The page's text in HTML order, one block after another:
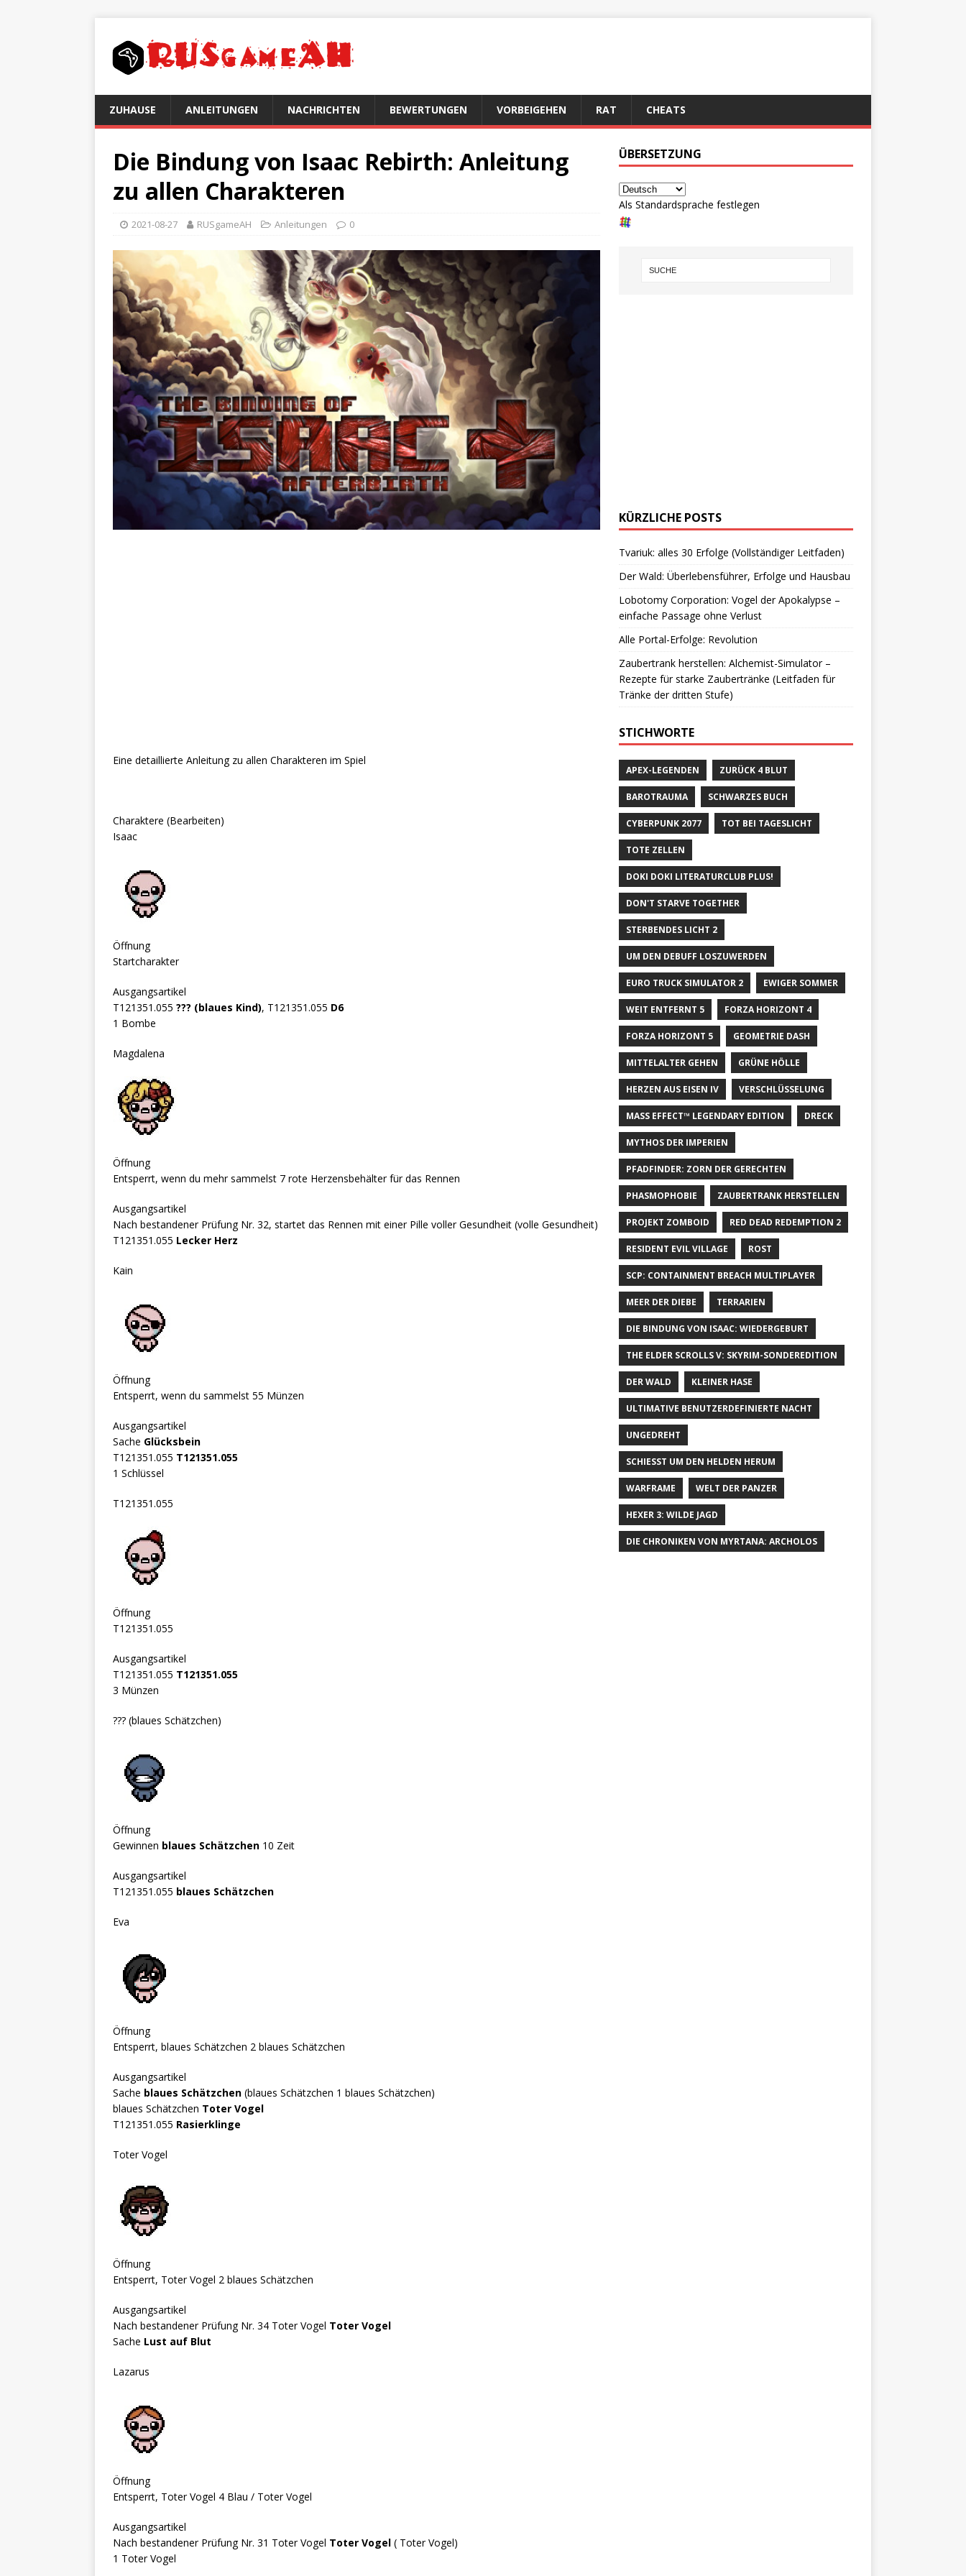
ZUHAUSE ANLEITUNGEN NACHRICHTEN BEWERTUNGEN VORBEIGEHEN RAT CHEATS
Die Bindung von Isaac Rebirth: Anleitung
zu allen Charakteren
2021-08-27 RUSgameAH Anleitungen 0
Eine detaillierte Anleitung zu allen Charakteren im Spiel
Charaktere (Bearbeiten)
Isaac
Öffnung
Startcharakter
Ausgangsartikel
T121351.055 ??? (blaues Kind), T121351.055 D6
1 Bombe
Magdalena
Öffnung
Entsperrt, wenn du mehr sammelst 7 rote Herzensbehälter für das Rennen
Ausgangsartikel
Nach bestandener Prüfung Nr. 32, startet das Rennen mit einer Pille voller Gesundheit (volle Gesundheit)
T121351.055 Lecker Herz
Kain
Öffnung
Entsperrt, wenn du sammelst 55 Münzen
Ausgangsartikel
Sache Glücksbein
T121351.055 T121351.055
1 Schlüssel
T121351.055
Öffnung
T121351.055
Ausgangsartikel
T121351.055 T121351.055
3 Münzen
??? (blaues Schätzchen)
Öffnung
Gewinnen blaues Schätzchen 10 Zeit
Ausgangsartikel
T121351.055 blaues Schätzchen
Eva
Öffnung
Entsperrt, blaues Schätzchen 2 blaues Schätzchen
Ausgangsartikel
Sache blaues Schätzchen (blaues Schätzchen 1 blaues Schätzchen)
blaues Schätzchen Toter Vogel
T121351.055 Rasierklinge
Toter Vogel
Öffnung
Entsperrt, Toter Vogel 2 blaues Schätzchen
Ausgangsartikel
Nach bestandener Prüfung Nr. 34 Toter Vogel Toter Vogel
Sache Lust auf Blut
Lazarus
Öffnung
Entsperrt, Toter Vogel 4 Blau / Toter Vogel
Ausgangsartikel
Nach bestandener Prüfung Nr. 31 Toter Vogel Toter Vogel ( Toter Vogel)
1 Toter Vogel
ÜBERSETZUNG
Als Standardsprache festlegen
KÜRZLICHE POSTS
Tvariuk: alles 30 Erfolge (Vollständiger Leitfaden)
Der Wald: Überlebensführer, Erfolge und Hausbau
Lobotomy Corporation: Vogel der Apokalypse –
einfache Passage ohne Verlust
Alle Portal-Erfolge: Revolution
Zaubertrank herstellen: Alchemist-Simulator –
Rezepte für starke Zaubertränke (Leitfaden für
Tränke der dritten Stufe)
STICHWORTE
APEX-LEGENDEN ZURÜCK 4 BLUT
BAROTRAUMA SCHWARZES BUCH
CYBERPUNK 2077 TOT BEI TAGESLICHT
TOTE ZELLEN
DOKI DOKI LITERATURCLUB PLUS!
DON'T STARVE TOGETHER
STERBENDES LICHT 2
UM DEN DEBUFF LOSZUWERDEN
EURO TRUCK SIMULATOR 2 EWIGER SOMMER
WEIT ENTFERNT 5 FORZA HORIZONT 4
FORZA HORIZONT 5 GEOMETRIE DASH
MITTELALTER GEHEN GRÜNE HÖLLE
HERZEN AUS EISEN IV VERSCHLÜSSELUNG
MASS EFFECT™ LEGENDARY EDITION DRECK
MYTHOS DER IMPERIEN
PFADFINDER: ZORN DER GERECHTEN
PHASMOPHOBIE ZAUBERTRANK HERSTELLEN
PROJEKT ZOMBOID RED DEAD REDEMPTION 2
RESIDENT EVIL VILLAGE ROST
SCP: CONTAINMENT BREACH MULTIPLAYER
MEER DER DIEBE TERRARIEN
DIE BINDUNG VON ISAAC: WIEDERGEBURT
THE ELDER SCROLLS V: SKYRIM-SONDEREDITION
DER WALD KLEINER HASE
ULTIMATIVE BENUTZERDEFINIERTE NACHT
UNGEDREHT
SCHIESST UM DEN HELDEN HERUM
WARFRAME WELT DER PANZER
HEXER 3: WILDE JAGD
DIE CHRONIKEN VON MYRTANA: ARCHOLOS